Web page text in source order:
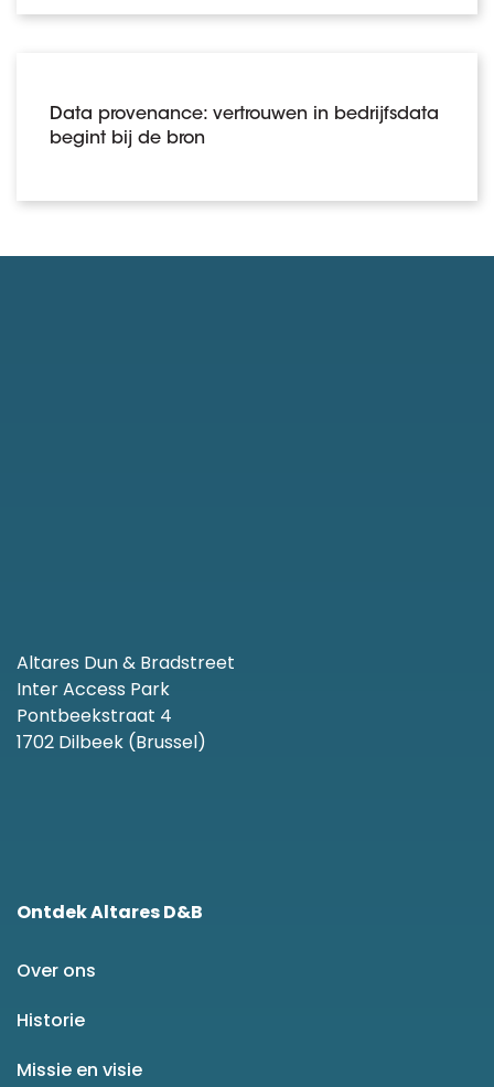
Data provenance: vertrouwen in bedrijfsdata
begint bij de bron
Altares Dun & Bradstreet
Inter Access Park
Pontbeekstraat 4
1702 Dilbeek (Brussel)
Ontdek Altares D&B
Over ons
Historie
Missie en visie